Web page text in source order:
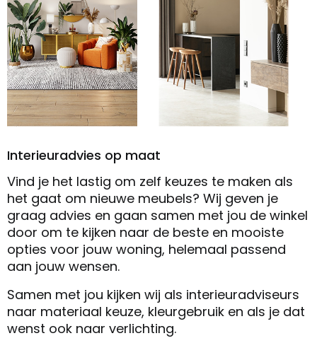
Interieuradvies op maat
Vind je het lastig om zelf keuzes te maken als
het gaat om nieuwe meubels? Wij geven je
graag advies en gaan samen met jou de winkel
door om te kijken naar de beste en mooiste
opties voor jouw woning, helemaal passend
aan jouw wensen.
Samen met jou kijken wij als interieuradviseurs
naar materiaal keuze, kleurgebruik en als je dat
wenst ook naar verlichting.